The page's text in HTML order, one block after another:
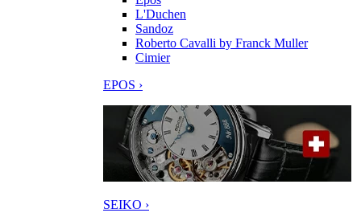
L'Duchen
Sandoz
Roberto Cavalli by Franck Muller
Cimier
EPOS ›
SEIKO ›